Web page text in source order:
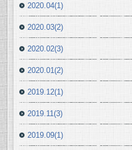
2020.04(1)
2020.03(2)
2020.02(3)
2020.01(2)
2019.12(1)
2019.11(3)
2019.09(1)